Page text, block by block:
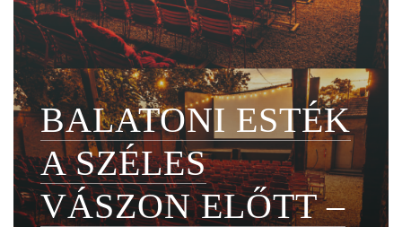
BALATONI ESTÉK
A SZÉLES
VÁSZON ELŐTT –